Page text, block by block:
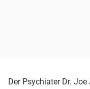
Der Psychiater Dr.